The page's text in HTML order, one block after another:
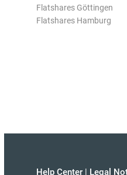
Flatshares Göttingen
Flatshares Hamburg
Help Center | Legal